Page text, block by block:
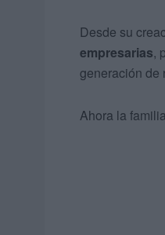
Desde su
empresarias,
generación de
Ahora la